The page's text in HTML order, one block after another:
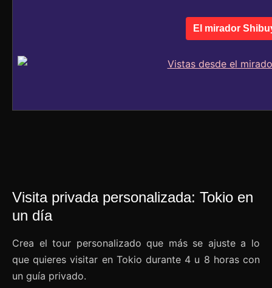
El mirador
Visita privada personalizada: Tokio en
un día
Crea el tour personalizado que más se ajuste a lo
que quieres visitar en Tokio durante 4 u 8 horas con
un guía privado.